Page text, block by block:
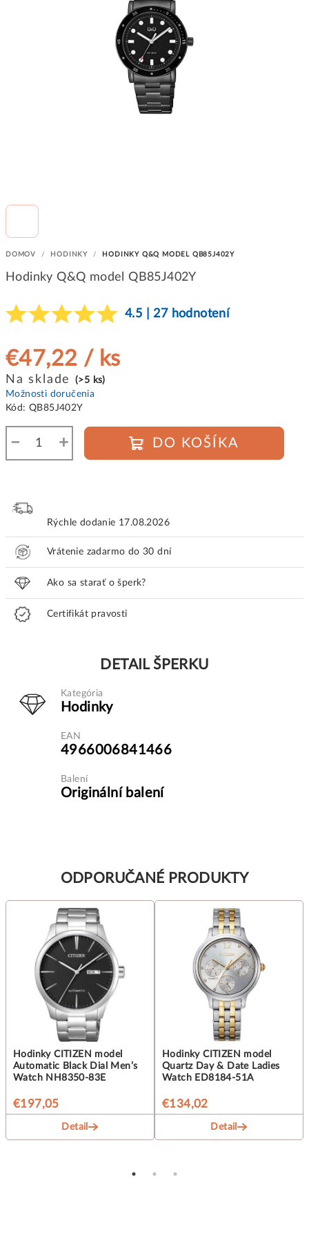
DOMOV / HODINKY / HODINKY Q&Q MODEL QB85J402Y
Hodinky Q&Q model QB85J402Y
4.5 | 27 hodnotení
€47,22 / ks
Jednotková
cena:
Na sklade
(>5 ks)
Možnosti doručenia
Kód: QB85J402Y
+
− DO KOŠÍKA
Rýchle dodanie 17.08.2026
Vrátenie zadarmo do 30 dní
Ako sa starať o šperk?
Certifikát pravosti
DETAIL ŠPERKU
Kategória
Hodinky
EAN
4966006841466
Balení
Originální balení
ODPORUČANÉ PRODUKTY
Hodinky CITIZEN model
Automatic Black Dial Men’s
Watch NH8350-83E
€197,05
Detail
Hodinky CITIZEN model
Quartz Day & Date Ladies
Watch ED8184-51A
€134,02
Detail